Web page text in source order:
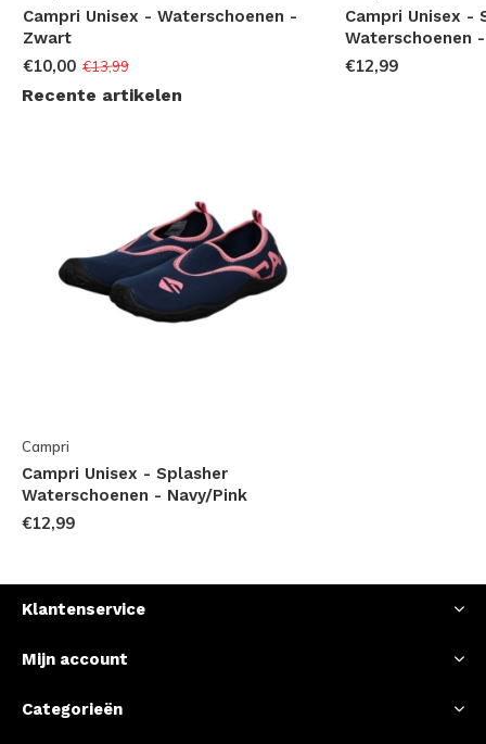
Campri Unisex - Waterschoenen -
Zwart
€10,00 €13,99
Campri Unisex -
Waterschoenen
€12,99
Recente artikelen
Campri
Campri Unisex - Splasher
Waterschoenen - Navy/Pink
€12,99
Klantenservice
Mijn account
Categorieën